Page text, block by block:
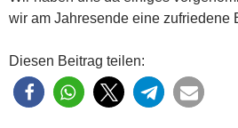
wir am Jahresende eine zufriedene
Diesen Beitrag teilen: